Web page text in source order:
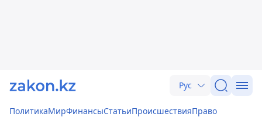
Рус
ПолитикаМирФинансыСтатьиПроисшествияПраво